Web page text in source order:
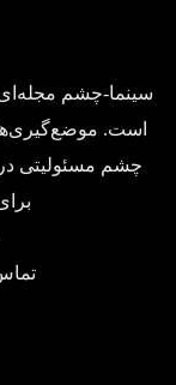
سینما-چشم
است.
چشم مسئولیتی در